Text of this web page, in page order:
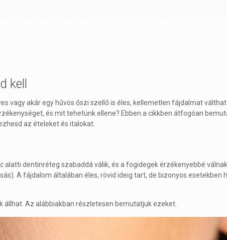
kell
akár egy hűvös őszi szellő is éles, kellemetlen fájdalmat válthat
és mit tehetünk ellene? Ebben a cikkben átfogóan
az ételeket és italokat.
dentinréteg szabaddá válik, és a fogidegek érzékenyebbé
A fájdalom általában éles, rövid ideig tart, de bizonyos esetekben
Az alábbiakban részletesen bemutatjuk ezeket.